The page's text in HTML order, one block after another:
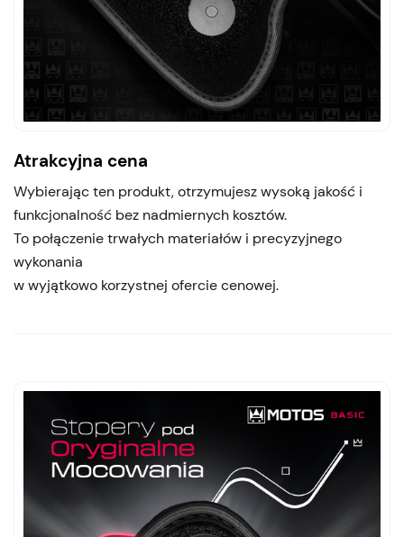
Atrakcyjna cena
Wybierając ten produkt, otrzymujesz wysoką jakość i
funkcjonalność bez nadmiernych kosztów.
To połączenie trwałych materiałów i precyzyjnego
wykonania
w wyjątkowo korzystnej ofercie cenowej.